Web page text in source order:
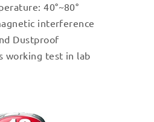
40°~80°
interference
Dustproof
working test in lab